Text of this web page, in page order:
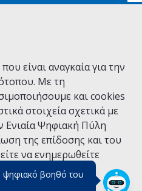
ψηφιακό βοηθό του
για κλείσιμο)
είναι αναγκαία για την
Με τη
και cookies
στοιχεία σχετικά με
Ενιαία Ψηφιακή Πύλη
της επίδοσης και του
να ενημερωθείτε
Cookies.
Ψηφιακής